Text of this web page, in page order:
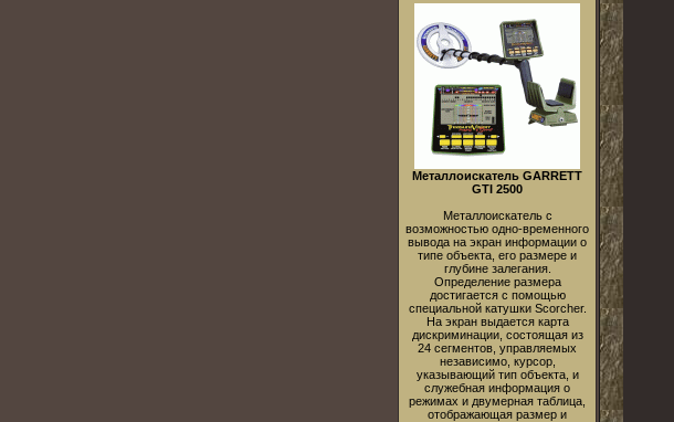
Металлоискатель GARRETT
GTI 2500
Металлоискатель с
возможностью одно-временного
вывода на экран информации о
типе объекта, его размере и
глубине залегания.
Определение размера
достигается с помощью
специальной катушки Scorcher.
На экран выдается карта
дискриминации, состоящая из
24 сегментов, управляемых
независимо, курсор,
указывающий тип объекта, и
служебная информация о
режимах и двумерная таблица,
отображающая размер и